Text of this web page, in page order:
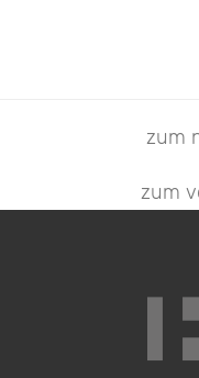
zum
zum